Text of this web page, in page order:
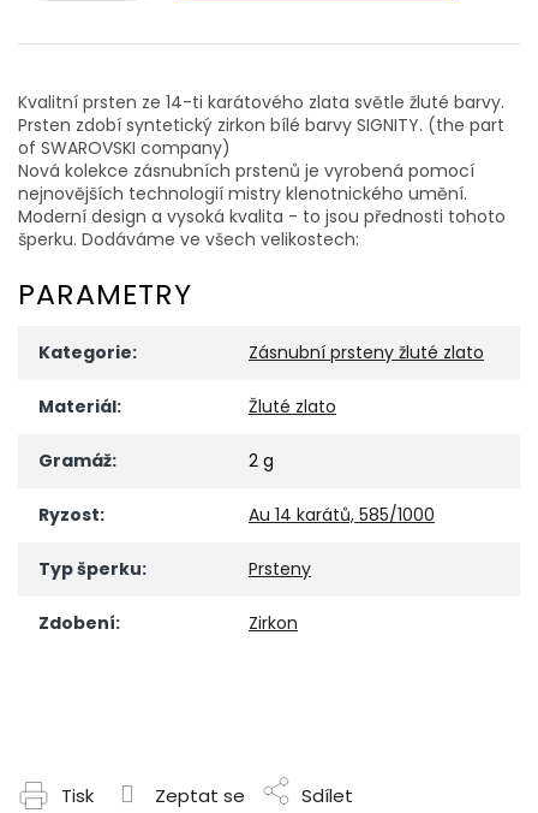
Kvalitní prsten ze 14-ti karátového zlata světle žluté barvy.
Prsten zdobí syntetický zirkon bílé barvy SIGNITY. (the part
of SWAROVSKI company)
Nová kolekce zásnubních prstenů je vyrobená pomocí
nejnovějších technologií mistry klenotnického umění.
Moderní design a vysoká kvalita - to jsou přednosti tohoto
šperku. Dodáváme ve všech velikostech:
PARAMETRY
Kategorie: Zásnubní prsteny žluté zlato
Materiál: Žluté zlato
Gramáž: 2 g
Ryzost: Au 14 karátů, 585/1000
Typ šperku: Prsteny
Zdobení: Zirkon
Tisk Zeptat se Sdílet